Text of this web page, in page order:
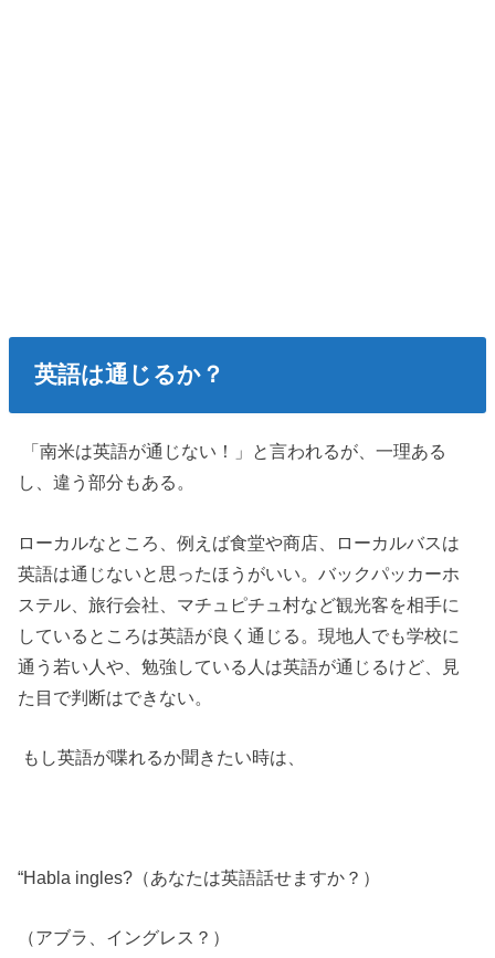
英語は通じるか？
「南米は英語が通じない！」と言われるが、一理ある
し、違う部分もある。
ローカルなところ、例えば食堂や商店、ローカルバスは
英語は通じないと思ったほうがいい。バックパッカーホ
ステル、旅行会社、マチュピチュ村など観光客を相手に
しているところは英語が良く通じる。現地人でも学校に
通う若い人や、勉強している人は英語が通じるけど、見
た目で判断はできない。
もし英語が喋れるか聞きたい時は、
“Habla ingles?（あなたは英語話せますか？）
（アブラ、イングレス？）